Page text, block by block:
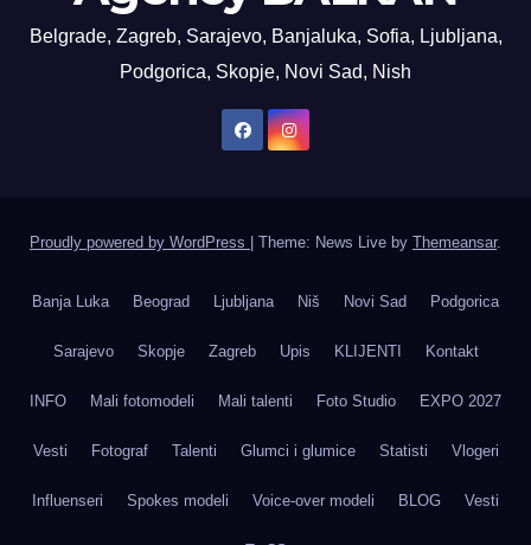
Belgrade, Zagreb, Sarajevo, Banjaluka, Sofia, Ljubljana,
Podgorica, Skopje, Novi Sad, Nish
Proudly powered by WordPress Theme: News Live by Themeansar.
Banja Luka Beograd Ljubljana Niš Novi Sad Podgorica
Sarajevo Skopje Zagreb Upis KLIJENTI Kontakt
INFO Mali fotomodeli Mali talenti Foto Studio EXPO 2027
Vesti Fotograf Talenti Glumci i glumice Statisti Vlogeri
Influenseri Spokes modeli Voice-over modeli BLOG Vesti